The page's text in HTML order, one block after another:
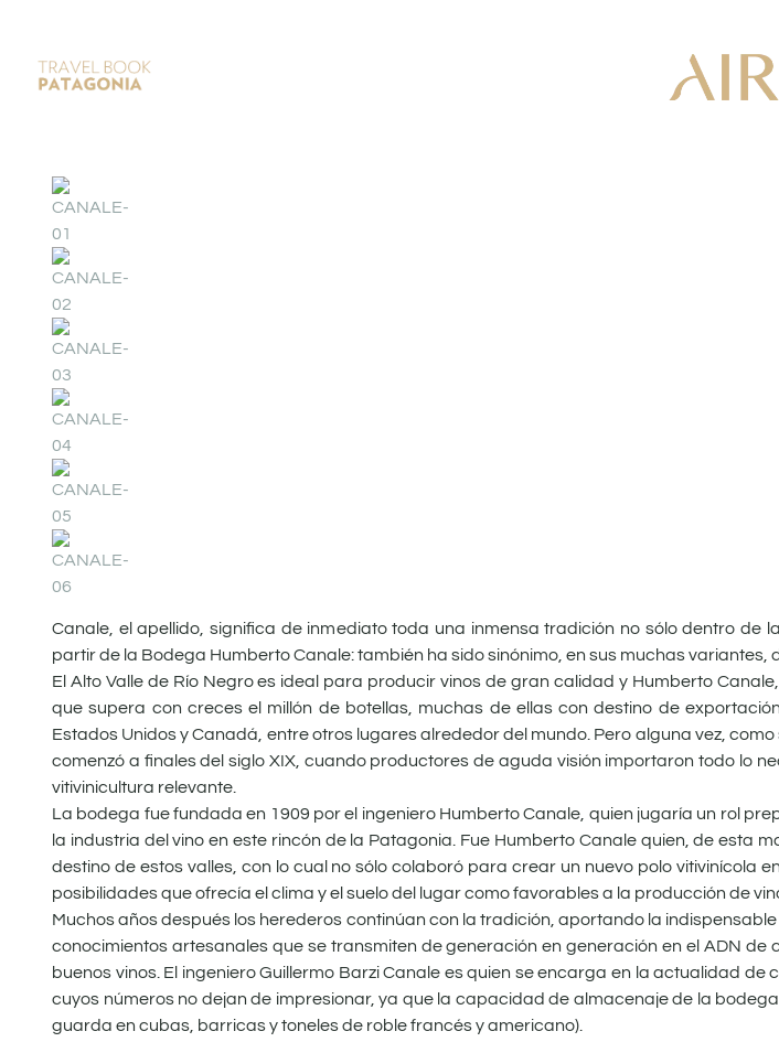
Canale, el apellido, significa de inmediato toda una inmensa tradición no sólo dentro de
partir de la Bodega Humberto Canale: también ha sido sinónimo, en sus muchas variantes,
El Alto Valle de Río Negro es ideal para producir vinos de gran calidad y Humberto
que supera con creces el millón de botellas, muchas de ellas con destino de
Estados Unidos y Canadá, entre otros lugares alrededor del mundo. Pero alguna vez,
comenzó a finales del siglo XIX, cuando productores de aguda visión importaron todo lo
vitivinicultura relevante.
La bodega fue fundada en 1909 por el ingeniero Humberto Canale, quien jugaría un rol
la industria del vino en este rincón de la Patagonia. Fue Humberto Canale quien, de esta
destino de estos valles, con lo cual no sólo colaboró para crear un nuevo polo vitivinícola
posibilidades que ofrecía el clima y el suelo del lugar como favorables a la producción de
Muchos años después los herederos continúan con la tradición, aportando la
conocimientos artesanales que se transmiten de generación en generación en el ADN
buenos vinos. El ingeniero Guillermo Barzi Canale es quien se encarga en la actualidad
cuyos números no dejan de impresionar, ya que la capacidad de almacenaje de la
guarda en cubas, barricas y toneles de roble francés y americano).